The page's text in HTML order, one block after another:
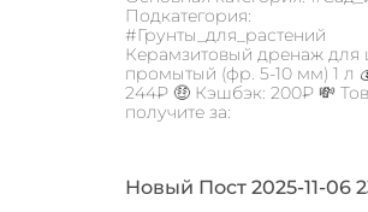
Подкатегория:
#Грунты_для_растений
Керамзитовый дренаж для
промытый (фр. 5-10 мм) 1 л
244₽ 🤑 Кэшбэк: 200₽ 💸
получите за:
Новый Пост 2025-11-06